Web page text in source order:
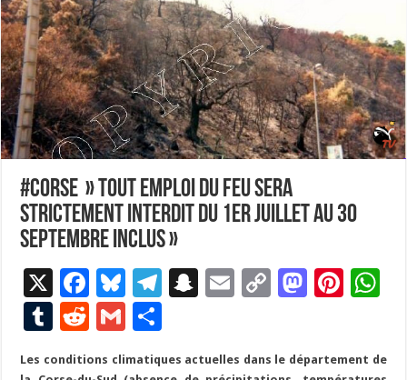
#Corse » tout emploi du feu sera
strictement interdit du 1er juillet au 30
septembre incluS »
X
F
ac
e
b
Bl
u
es
ky
T
gr
S
p
E
l
C
y
M
d
Pi
es
T
u
R
G
m
Les conditions climatiques actuelles dans le département de